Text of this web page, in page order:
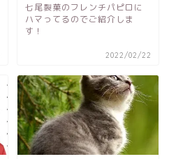
七尾製菓のフレンチパピロに
ハマってるのでご紹介しま
す！
2022/02/22